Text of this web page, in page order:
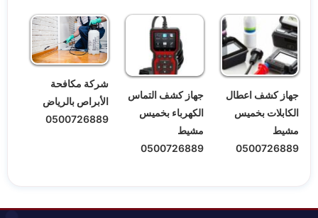
جهاز كشف اعطال
الكابلات بخميس
مشيط
0500726889
جهاز كشف التماس
الكهرباء بخميس
مشيط
0500726889
شركة مكافحة
الأبراص بالرياض
0500726889